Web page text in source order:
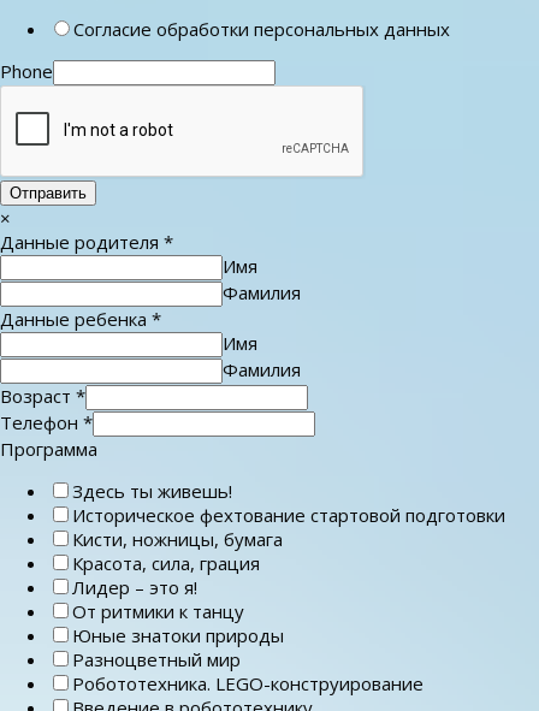
Согласие обработки персональных данных
Phone
Отправить
×
Данные родителя *
Имя
Фамилия
Данные ребенка *
Имя
Фамилия
Возраст *
Телефон *
Программа
Здесь ты живешь!
Историческое фехтование стартовой подготовки
Кисти, ножницы, бумага
Красота, сила, грация
Лидер – это я!
От ритмики к танцу
Юные знатоки природы
Разноцветный мир
Робототехника. LEGO-конструирование